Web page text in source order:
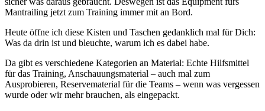
Mantrailing jetzt zum Training immer mit an Bord.
Heute öffne ich diese Kisten und Taschen gedanklich mal für Dich:
Was da drin ist und bleuchte, warum ich es dabei habe.
Da gibt es verschiedene Kategorien an Material: Echte Hilfsmittel
für das Training, Anschauungsmaterial – auch mal zum
Ausprobieren, Reservematerial für die Teams – wenn was vergessen
wurde oder wir mehr brauchen, als eingepackt.